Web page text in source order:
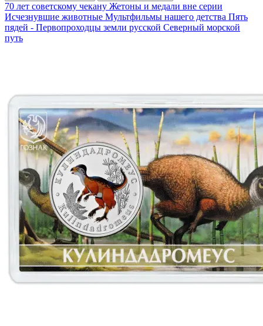
70 лет советскому чекану Жетоны и медали вне серии
Исчезнувшие животные Мультфильмы нашего детства Пять
пядей - Первопроходцы земли русской Северный морской
путь